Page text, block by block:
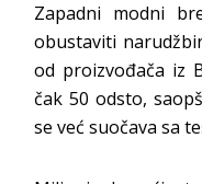
Zapadni modni
obustaviti
od proizvođača iz
čak 50 odsto,
se već suočava sa